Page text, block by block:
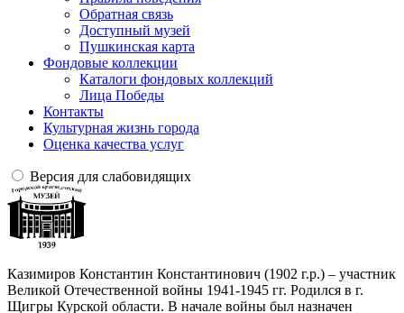
Обратная связь
Доступный музей
Пушкинская карта
Фондовые коллекции
Каталоги фондовых коллекций
Лица Победы
Контакты
Культурная жизнь города
Оценка качества услуг
Версия для слабовидящих
Казимиров Константин Константинович (1902 г.р.) – участник
Великой Отечественной войны 1941-1945 гг. Родился в г.
Щигры Курской области. В начале войны был назначен